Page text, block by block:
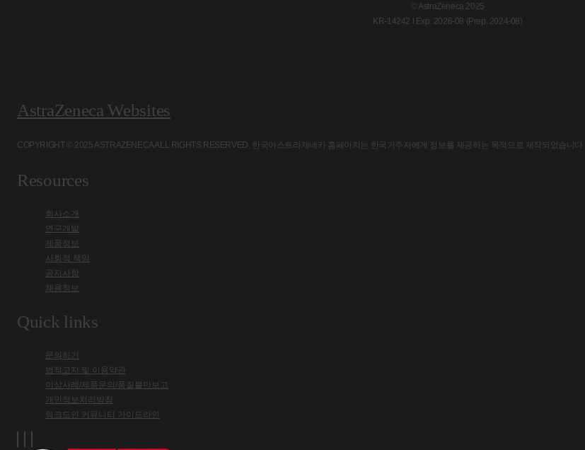
© AstraZeneca 2025
KR-14242 l Exp. 2026-08 (Prep. 2024-08)
AstraZeneca Websites
COPYRIGHT © 2025 ASTRAZENECA ALL RIGHTS RESERVED. 한국아스트라제네카 홈페이지는 한국거주자에게 정보를 제공하는 목적으로 제작되었습니다.
Resources
회사소개
연구개발
제품정보
사회적 책임
공지사항
채용정보
Quick links
문의하기
법적고지 및 이용약관
이상사례/제품문의/품질불만보고
개인정보처리방침
링크드인 커뮤니티 가이드라인